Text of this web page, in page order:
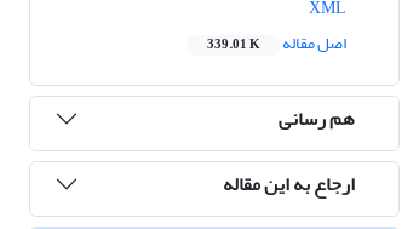
اصل مقاله
339.01 K
هم رسانی
ارجاع به این مقاله